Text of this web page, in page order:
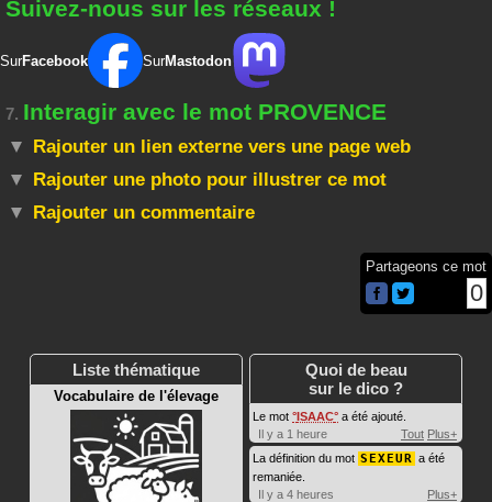
Suivez-nous sur les réseaux !
SurFacebook SurMastodon
7. Interagir avec le mot PROVENCE
Rajouter un lien externe vers une page web
Rajouter une photo pour illustrer ce mot
Rajouter un commentaire
Partageons ce mot
0
Liste thématique
Vocabulaire de l'élevage
Quoi de beau
sur le dico ?
Le mot ISAAC a été ajouté.
Il y a 1 heure
Tout Plus+
La définition du mot SEXEUR a été
remaniée.
Il y a 4 heures
Plus+